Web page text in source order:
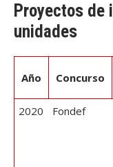
Proyectos de
unidades
Año Concurso
2020 Fondef